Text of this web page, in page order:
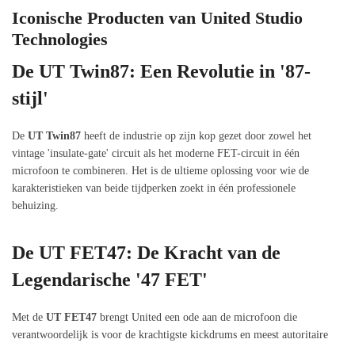
Iconische Producten van United Studio
Technologies
De UT Twin87: Een Revolutie in '87-
stijl'
De UT Twin87 heeft de industrie op zijn kop gezet door zowel het
vintage 'insulate-gate' circuit als het moderne FET-circuit in één
microfoon te combineren. Het is de ultieme oplossing voor wie de
karakteristieken van beide tijdperken zoekt in één professionele
behuizing.
De UT FET47: De Kracht van de
Legendarische '47 FET'
Met de UT FET47 brengt United een ode aan de microfoon die
verantwoordelijk is voor de krachtigste kickdrums en meest autoritaire